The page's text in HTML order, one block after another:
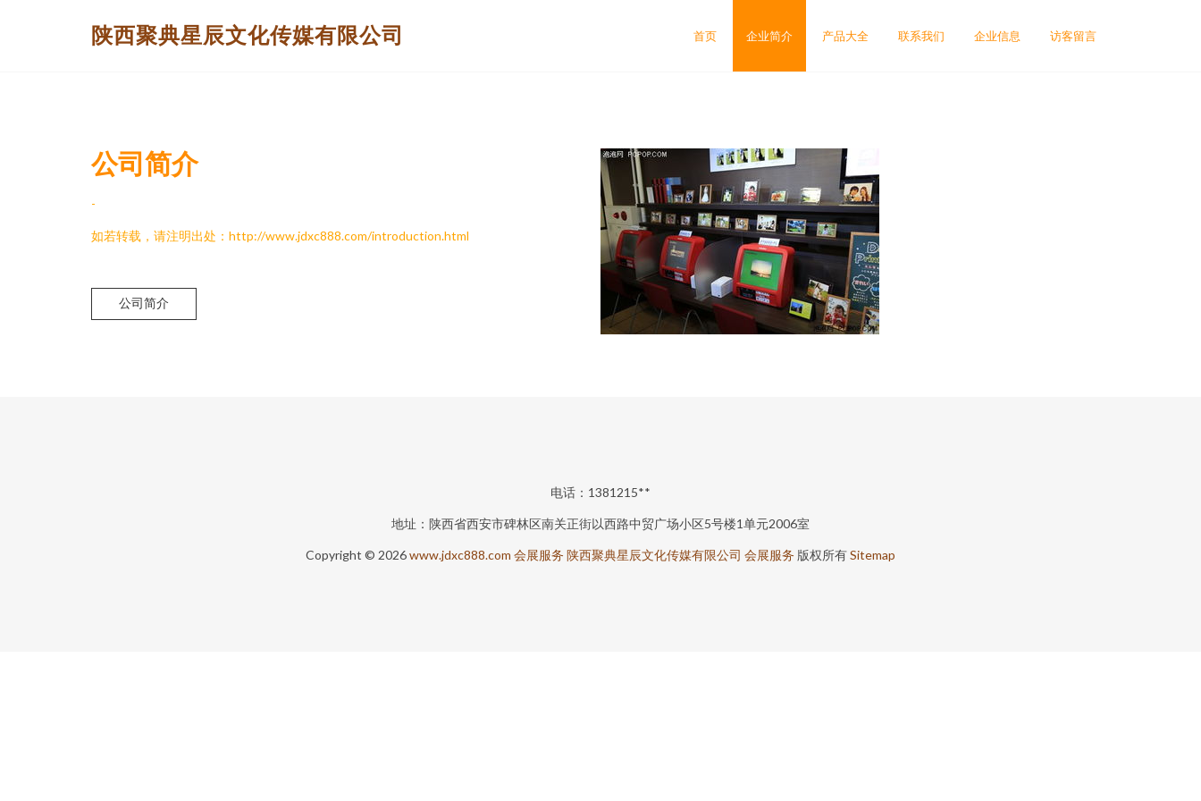
陕西聚典星辰文化传媒有限公司 首页 企业简介 产品大全 联系我们 企业信息 访客留言
公司简介
-
如若转载，请注明出处：http://www.jdxc888.com/introduction.html
公司简介
电话：1381215**
地址：陕西省西安市碑林区南关正街以西路中贸广场小区5号楼1单元2006室
Copyright © 2026www.jdxc888.com 会展服务 陕西聚典星辰文化传媒有限公司 会展服务 版权所有Sitemap